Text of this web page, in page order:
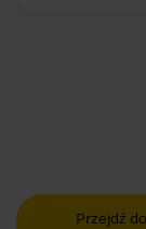
Przejdź